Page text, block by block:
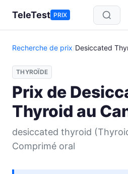
Aller au contenu principal
TeleTest PRIX
Recherche de prix/Desiccated
THYROÏDE
Prix de
Thyroid au
desiccated thyroid
Comprimé oral